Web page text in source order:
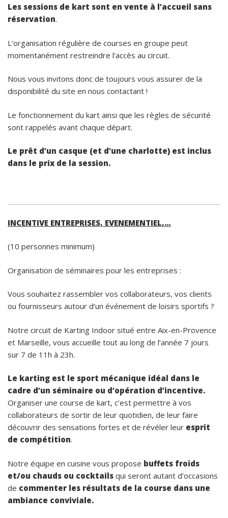
Les sessions de kart sont en vente à l’accueil sans
réservation.
L’organisation régulière de courses en groupe peut
momentanément restreindre l’accès au circuit.
Nous vous invitons donc de toujours vous assurer de la
disponibilité du site en nous contactant !
Le fonctionnement du kart ainsi que les règles de sécurité
sont rappelés avant chaque départ.
Le prêt d’un casque (et d’une charlotte) est inclus
dans le prix de la session.
INCENTIVE ENTREPRISES, EVENEMENTIEL,…
(10 personnes minimum)
Organisation de séminaires pour les entreprises :
Vous souhaitez rassembler vos collaborateurs, vos clients
ou fournisseurs autour d’un événement de loisirs sportifs ?
Notre circuit de Karting Indoor situé entre Aix-en-Provence
et Marseille, vous accueille tout au long de l’année 7 jours
sur 7 de 11h à 23h.
Le karting est le sport mécanique idéal dans le
cadre d’un séminaire ou d’opération d’incentive.
Organiser une course de kart, c’est permettre à vos
collaborateurs de sortir de leur quotidien, de leur faire
découvrir des sensations fortes et de révéler leur esprit
de compétition.
Notre équipe en cuisine vous propose buffets froids
et/ou chauds ou cocktails qui seront autant d’occasions
de commenter les résultats de la course dans une
ambiance conviviale.